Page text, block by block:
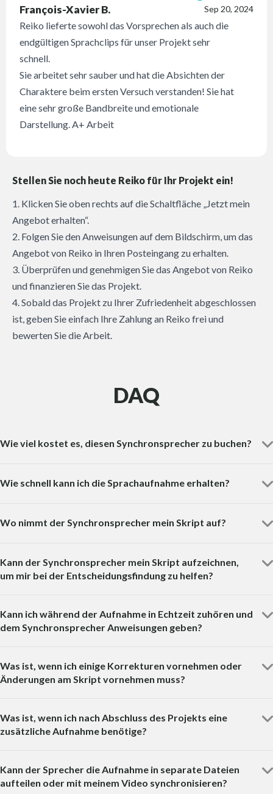
Sep 20, 2024
François-Xavier B.
Reiko lieferte sowohl das Vorsprechen als auch die
endgültigen Sprachclips für unser Projekt sehr
schnell.
Sie arbeitet sehr sauber und hat die Absichten der
Charaktere beim ersten Versuch verstanden! Sie hat
eine sehr große Bandbreite und emotionale
Darstellung. A+ Arbeit
Stellen Sie noch heute Reiko für Ihr Projekt ein!
1. Klicken Sie oben rechts auf die Schaltfläche „Jetzt mein
Angebot erhalten“.
2. Folgen Sie den Anweisungen auf dem Bildschirm, um das
Angebot von Reiko in Ihren Posteingang zu erhalten.
3. Überprüfen und genehmigen Sie das Angebot von Reiko
und finanzieren Sie das Projekt.
4. Sobald das Projekt zu Ihrer Zufriedenheit abgeschlossen
ist, geben Sie einfach Ihre Zahlung an Reiko frei und
bewerten Sie die Arbeit.
DAQ
Wie viel kostet es, diesen Synchronsprecher zu buchen?
Wie schnell kann ich die Sprachaufnahme erhalten?
Wo nimmt der Synchronsprecher mein Skript auf?
Kann der Synchronsprecher mein Skript aufzeichnen,
um mir bei der Entscheidungsfindung zu helfen?
Kann ich während der Aufnahme in Echtzeit zuhören und
dem Synchronsprecher Anweisungen geben?
Was ist, wenn ich einige Korrekturen vornehmen oder
Änderungen am Skript vornehmen muss?
Was ist, wenn ich nach Abschluss des Projekts eine
zusätzliche Aufnahme benötige?
Kann der Sprecher die Aufnahme in separate Dateien
aufteilen oder mit meinem Video synchronisieren?